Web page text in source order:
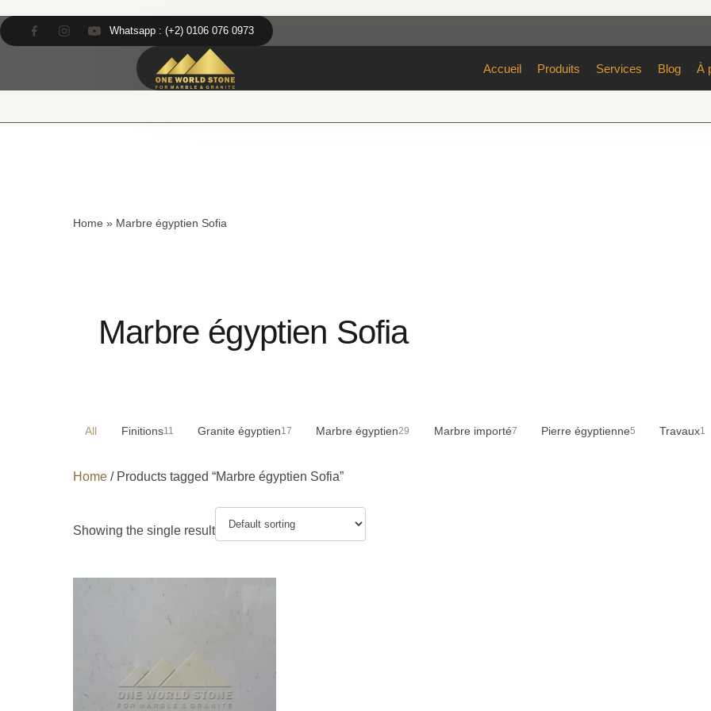
Whatsapp : (+2) 0106 076 0973
Accueil Produits Services Blog À
to
content
to
content
Home » Marbre égyptien Sofia
Marbre égyptien Sofia
All Finitions11 Granite égyptien17 Marbre égyptien29 Marbre importé7 Pierre égyptienne5 Travaux1
Home / Products tagged “Marbre égyptien Sofia”
Showing the single result